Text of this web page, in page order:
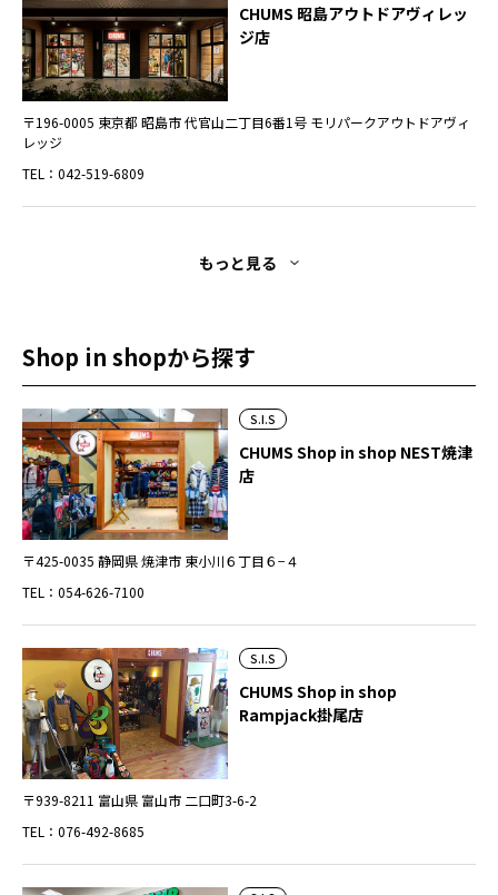
CHUMS 昭島アウトドアヴィレッ
ジ店
〒196-0005 東京都 昭島市 代官山二丁目6番1号 モリパークアウトドアヴィ
レッジ
TEL：042-519-6809
もっと見る
Shop in shopから探す
S.I.S
CHUMS Shop in shop NEST焼津
店
〒425-0035 静岡県 焼津市 東小川６丁目６−４
TEL：054-626-7100
S.I.S
CHUMS Shop in shop
Rampjack掛尾店
〒939-8211 富山県 富山市 二口町3-6-2
TEL：076-492-8685